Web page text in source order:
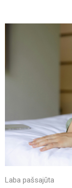
Laba pašsajūta